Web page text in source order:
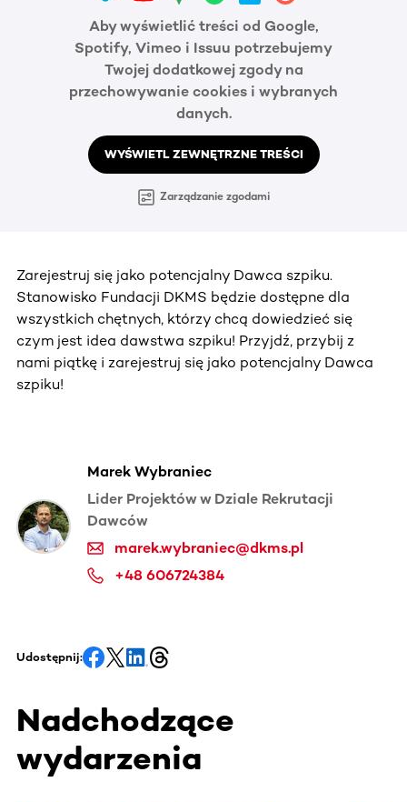
Aby wyświetlić treści od Google,
Spotify, Vimeo i Issuu potrzebujemy
Twojej dodatkowej zgody na
przechowywanie cookies i wybranych
danych.
WYŚWIETL ZEWNĘTRZNE TREŚCI
Zarządzanie zgodami
Zarejestruj się jako potencjalny Dawca szpiku.
Stanowisko Fundacji DKMS będzie dostępne dla
wszystkich chętnych, którzy chcą dowiedzieć się
czym jest idea dawstwa szpiku! Przyjdź, przybij z
nami piątkę i zarejestruj się jako potencjalny Dawca
szpiku!
Marek Wybraniec
Lider Projektów w Dziale Rekrutacji
Dawców
marek.wybraniec@dkms.pl
+48 606724384
Udostępnij:
Nadchodzące
wydarzenia